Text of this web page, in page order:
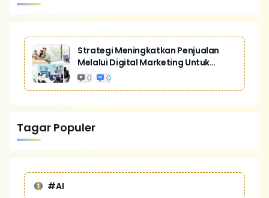
Strategi Meningkatkan Penjualan
Melalui Digital Marketing Untuk
Bisnis Yang Lebih Kompetitif
0 0
Tagar Populer
#AI